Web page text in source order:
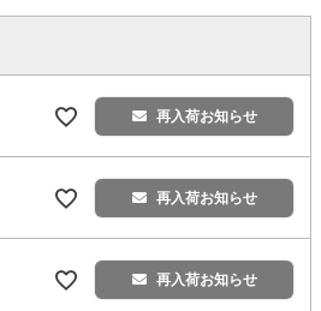
再入荷お知らせ
再入荷お知らせ
再入荷お知らせ